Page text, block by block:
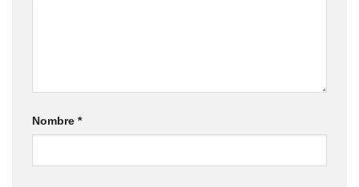
Nombre *